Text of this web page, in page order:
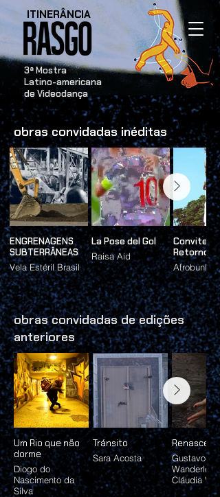
ITINERÂNCIA
​3ª Mostra
Latino-americana
de Videodança
obras convidadas inéditas
ENGRENAGENS
SUBTERRÂNEAS
Vela Estéril Brasil
La Pose del Gol
Raisa Aid
Convite ao
Retorno
Afrobunker
obras convidadas de edições
anteriores
Um Rio que não
dorme
Diogo do
Nascimento da
Silva
Tránsito
Sara Acosta
Renascente
Gustavo
Wanderley
Cláudia